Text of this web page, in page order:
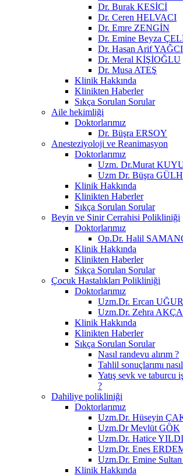
Dr. Burak KESİCİ
Dr. Ceren HELVACI
Dr. Emre ZENGİN
Dr. Emine Beyza
Dr. Hasan Arif YAĞCI
Dr. Meral KİŞİOĞLU
Dr. Musa ATEŞ
Klinik Hakkında
Klinikten Haberler
Sıkça Sorulan Sorular
Aile hekimliği
Doktorlarımız
Dr. Büşra ERSOY
Anesteziyoloji ve Reanimasyon
Doktorlarımız
Uzm. Dr.Murat
Uzm Dr. Büşra
Klinik Hakkında
Klinikten Haberler
Sıkça Sorulan Sorular
Beyin ve Sinir Cerrahisi Polikliniği
Doktorlarımız
Op.Dr. Halil
Klinik Hakkında
Klinikten Haberler
Sıkça Sorulan Sorular
Çocuk Hastalıkları Polikliniği
Doktorlarımız
Uzm.Dr. Ercan UĞUR
Uzm.Dr. Zehra AKÇA
Klinik Hakkında
Klinikten Haberler
Sıkça Sorulan Sorular
Nasıl randevu alırım ?
Tahlil sonuçlarımı
Yatış sevk ve taburcu
?
Dahiliye polikliniği
Doktorlarımız
Uzm.Dr. Hüseyin
Uzm.Dr Mevlüt GÖK
Uzm.Dr. Hatice
Uzm.Dr. Enes
Uzm.Dr. Emine
Klinik Hakkında